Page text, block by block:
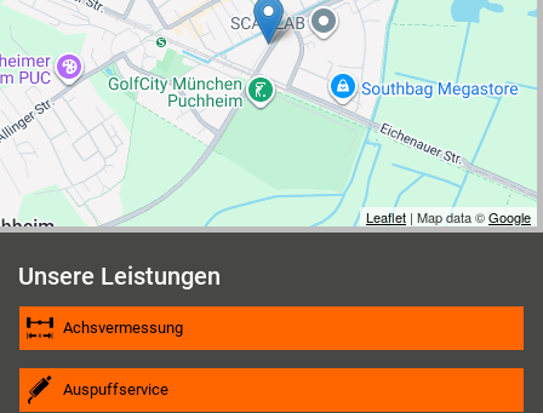
Leaflet | Map data ©Google
Unsere Leistungen
Achsvermessung
Auspuffservice